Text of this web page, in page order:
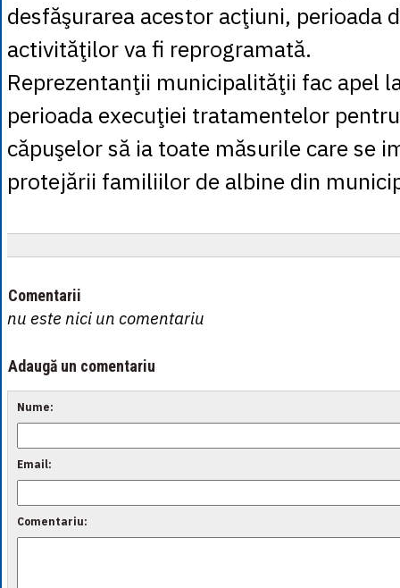
desfăşurarea acestor acţiuni, perioada
activităţilor va fi reprogramată.
Reprezentanţii municipalităţii fac apel
perioada execuţiei tratamentelor
căpuşelor să ia toate măsurile care se
protejării familiilor de albine din
Comentarii
nu este nici un comentariu
Adaugă un comentariu
Nume:
Email:
Comentariu: